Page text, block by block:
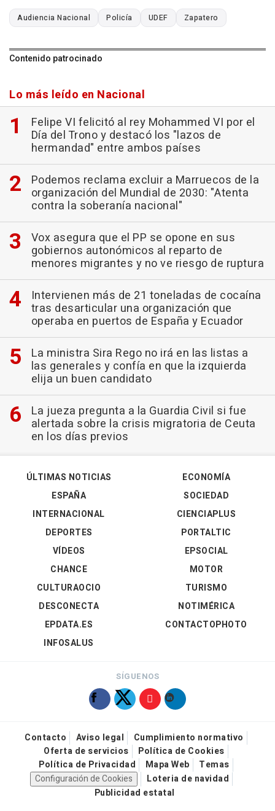
Audiencia Nacional Policía UDEF Zapatero
Contenido patrocinado
Lo más leído en Nacional
Felipe VI felicitó al rey Mohammed VI por el
Día del Trono y destacó los "lazos de
hermandad" entre ambos países
Podemos reclama excluir a Marruecos de la
organización del Mundial de 2030: "Atenta
contra la soberanía nacional"
Vox asegura que el PP se opone en sus
gobiernos autonómicos al reparto de
menores migrantes y no ve riesgo de ruptura
Intervienen más de 21 toneladas de cocaína
tras desarticular una organización que
operaba en puertos de España y Ecuador
La ministra Sira Rego no irá en las listas a
las generales y confía en que la izquierda
elija un buen candidato
La jueza pregunta a la Guardia Civil si fue
alertada sobre la crisis migratoria de Ceuta
en los días previos
ÚLTIMAS NOTICIAS
ESPAÑA
INTERNACIONAL
DEPORTES
VÍDEOS
ECONOMÍA
SOCIEDAD
CIENCIAPLUS
PORTALTIC
EPSOCIAL
CHANCE
CULTURAOCIO
DESCONECTA
EPDATA.ES
INFOSALUS
MOTOR
TURISMO
NOTIMÉRICA
CONTACTOPHOTO
SÍGUENOS
Contacto Aviso legal
Cumplimiento normativo
Oferta de servicios
Política de Cookies
Política de Privacidad
Mapa Web
Temas
Configuración de Cookies
Loteria de navidad
Publicidad estatal